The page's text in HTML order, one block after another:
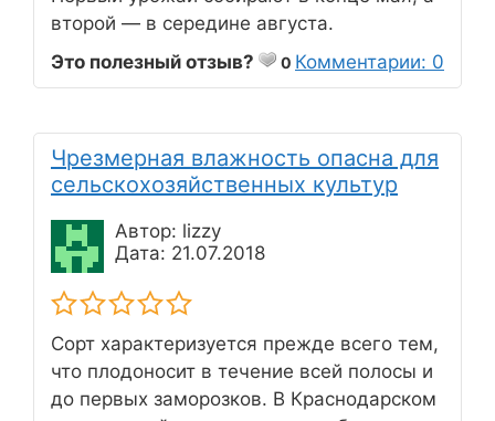
второй — в середине августа.
Это полезный отзыв?
0 Комментарии: 0
Чрезмерная влажность опасна для
сельскохозяйственных культур
Автор: lizzy
Дата: 21.07.2018
Сорт характеризуется прежде всего тем,
что плодоносит в течение всей полосы и
до первых заморозков. В Краснодарском